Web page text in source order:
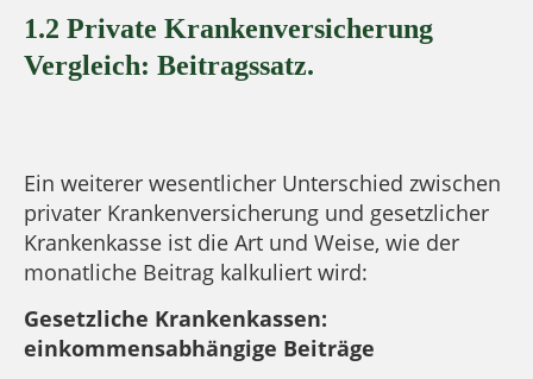
1.2 Private Krankenversicherung
Vergleich: Beitragssatz.
Ein weiterer wesentlicher Unterschied zwischen
privater Krankenversicherung und gesetzlicher
Krankenkasse ist die Art und Weise, wie der
monatliche Beitrag kalkuliert wird:
Gesetzliche Krankenkassen:
einkommensabhängige Beiträge